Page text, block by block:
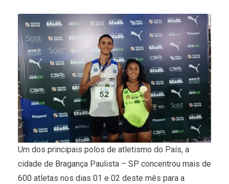
Um dos principais polos de atletismo do País, a
cidade de Bragança Paulista – SP concentrou mais de
600 atletas nos dias 01 e 02 deste mês para a